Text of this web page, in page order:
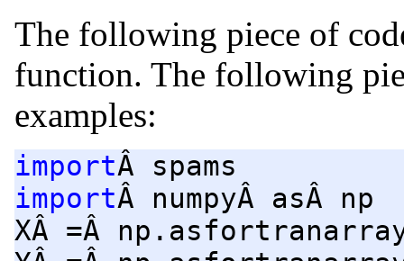
The following piece of
function. The following
examples:
importÂ spams
importÂ numpyÂ asÂ np
XÂ =Â